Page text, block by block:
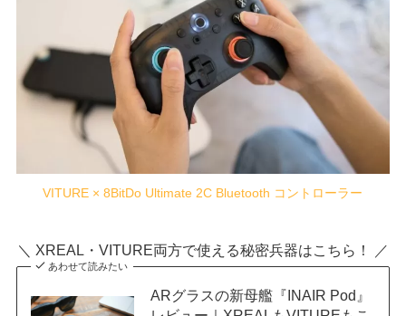
VITURE × 8BitDo Ultimate 2C Bluetooth コントローラー
＼ XREAL・VITURE両方で使える秘密兵器はこちら！ ／
あわせて読みたい
ARグラスの新母艦『INAIR Pod』